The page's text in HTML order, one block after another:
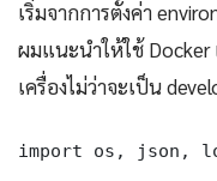
เริ่มจากการตั้งค่า
ผมแนะนำให้ใช้
เครื่องไม่ว่าจะเป็น
import os, json,